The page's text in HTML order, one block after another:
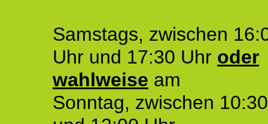
Samstags, zwischen
Uhr und 17:30 Uhr oder
wahlweise am
Sonntag, zwischen